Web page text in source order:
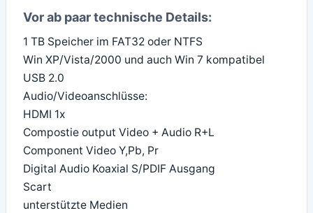
Vor ab paar technische Details:
1 TB Speicher im FAT32 oder NTFS
Win XP/Vista/2000 und auch Win 7 kompatibel
USB 2.0
Audio/Videoanschlüsse:
HDMI 1x
Compostie output Video + Audio R+L
Component Video Y,Pb, Pr
Digital Audio Koaxial S/PDIF Ausgang
Scart
unterstützte Medien